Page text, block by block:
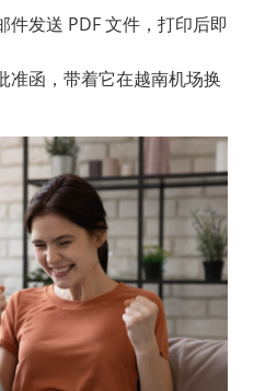
件发送 PDF 文件，打印后即
准函，带着它在越南机场换